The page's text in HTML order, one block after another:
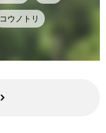
コウノトリ